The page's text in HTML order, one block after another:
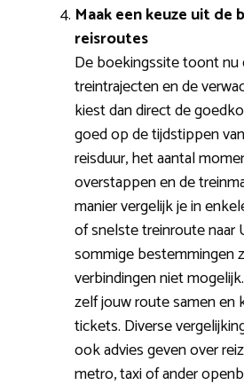
Maak een keuze uit de
reisroutes
De boekingssite toont nu
treintrajecten en de
kiest dan direct de
goed op de tijdstippen
reisduur, het aantal
overstappen en de
manier vergelijk je in
of snelste treinroute naar
sommige bestemmingen
verbindingen niet
zelf jouw route samen en
tickets. Diverse
ook advies geven over
metro, taxi of ander